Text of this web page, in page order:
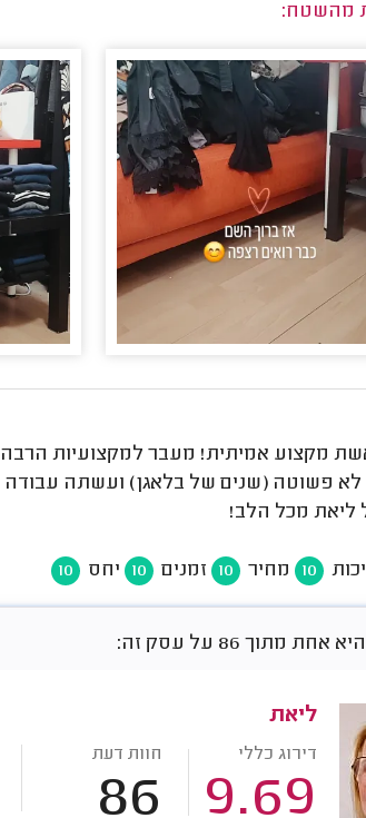
מהשטח:
מקצוע אמיתית! מעבר למקצועיות
לא פשוטה (שנים של בלאגן) ועשתה
ליאת מכל הלב!
10 מחיר 10 זמנים 10 יחס 10
מתוך 86 על עסק זה:
ליאת
דירוג כללי
9.69
חוות דעת
86